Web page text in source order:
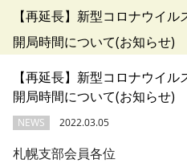
【再延長】新型コロナウイ
開局時間について(お知らせ)
【再延長】新型コロナウイ
開局時間について(お知らせ)
NEWS 2022.03.05
札幌支部会員各位